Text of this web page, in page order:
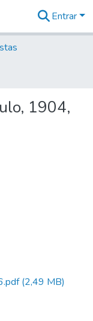
Entrar
1904,
(2,49 MB)